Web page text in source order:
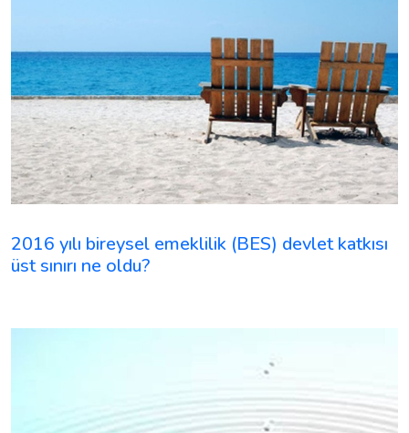
2016 yılı bireysel emeklilik (BES) devlet katkısı
üst sınırı ne oldu?